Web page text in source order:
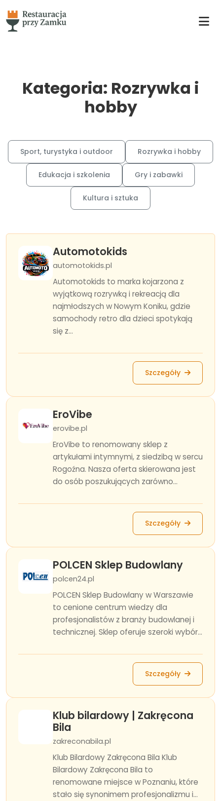
Kategoria: Rozrywka i
hobby
Sport, turystyka i outdoor Rozrywka i hobby
Edukacja i szkolenia Gry i zabawki
Kultura i sztuka
Automotokids
automotokids.pl
Automotokids to marka kojarzona z
wyjątkową rozrywką i rekreacją dla
najmłodszych w Nowym Koniku, gdzie
samochody retro dla dzieci spotykają
się z...
Szczegóły
EroVibe
erovibe.pl
EroVibe to renomowany sklep z
artykułami intymnymi, z siedzibą w sercu
Rogoźna. Nasza oferta skierowana jest
do osób poszukujących zarówno...
Szczegóły
POLCEN Sklep Budowlany
polcen24.pl
POLCEN Sklep Budowlany w Warszawie
to cenione centrum wiedzy dla
profesjonalistów z branży budowlanej i
technicznej. Sklep oferuje szeroki wybór...
Szczegóły
Klub bilardowy | Zakręcona
Bila
zakreconabila.pl
Klub Bilardowy Zakręcona Bila Klub
Bilardowy Zakręcona Bila to
renomowane miejsce w Poznaniu, które
stało się synonimem profesjonalizmu i...